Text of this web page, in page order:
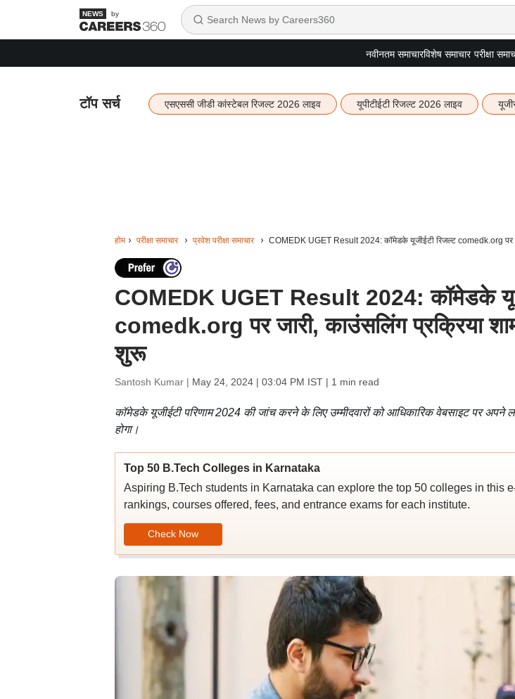
by
नवीनतम समाचारविशेष समाचार परीक्षा
टॉप सर्च एसएससी जीडी कांस्टेबल रिजल्ट 2026 लाइव यूपीटीईटी रिजल्ट 2026 लाइव
होम परीक्षा समाचार प्रवेश परीक्षा समाचार COMEDK UGET Result 2024: कॉमेडके यूजीईटी रिजल्ट comedk.org पर
COMEDK UGET Result 2024: कॉमेडके
comedk.org पर जारी, काउंसलिंग प्रक्रिया
शुरू
Santosh Kumar | May 24, 2024 | 03:04 PM IST| 1 min read
कॉमेडके यूजीईटी परिणाम 2024 की जांच करने के लिए उम्मीदवारों को आधिकारिक वेबसाइट पर अपने
होगा।
Top 50 B.Tech Colleges in Karnataka
Aspiring B.Tech students in Karnataka can explore the top 50 colleges in this
rankings, courses offered, fees, and entrance exams for each institute.
Check Now